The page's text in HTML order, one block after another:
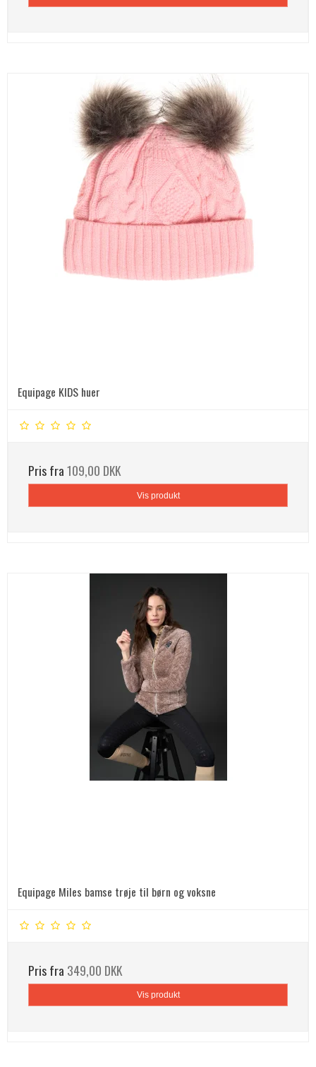
Equipage KIDS huer
Pris fra109,00 DKK
Vis produkt
Equipage Miles bamse trøje til børn og voksne
Pris fra 349,00 DKK
Vis produkt